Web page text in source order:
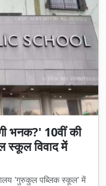
भनक?' 10वीं की
स्कूल विवाद में
'गुरुकुल पब्लिक स्कूल' में